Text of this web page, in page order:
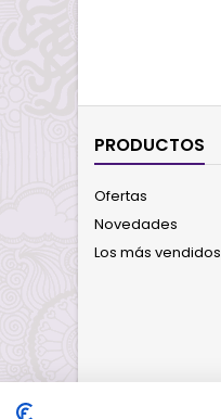
PRODUCTOS
Ofertas
Novedades
Los más vendidos